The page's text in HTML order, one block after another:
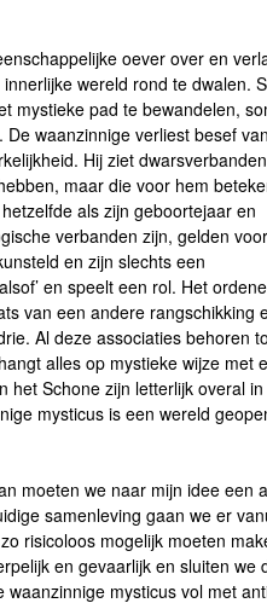
oever over en
wereld rond te dwalen.
mystieke pad te bewandelen,
waanzinnige verliest besef
Hij ziet
maar die voor hem
als zijn geboortejaar en
verbanden zijn, gelden
en zijn slechts een
en speelt een rol. Het
van een andere rangschikking
Al deze associaties behoren
alles op mystieke wijze met
het Schone zijn letterlijk overal
mysticus is een wereld
moeten we naar mijn idee een
samenleving gaan we er
risicoloos mogelijk moeten
en gevaarlijk en sluiten we
mysticus vol met